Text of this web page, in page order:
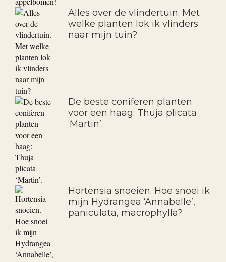
Alles over de vlindertuin. Met
welke planten lok ik vlinders
naar mijn tuin?
De beste coniferen planten
voor een haag: Thuja plicata
‘Martin’.
Hortensia snoeien. Hoe snoei ik
mijn Hydrangea ‘Annabelle’,
paniculata, macrophylla?